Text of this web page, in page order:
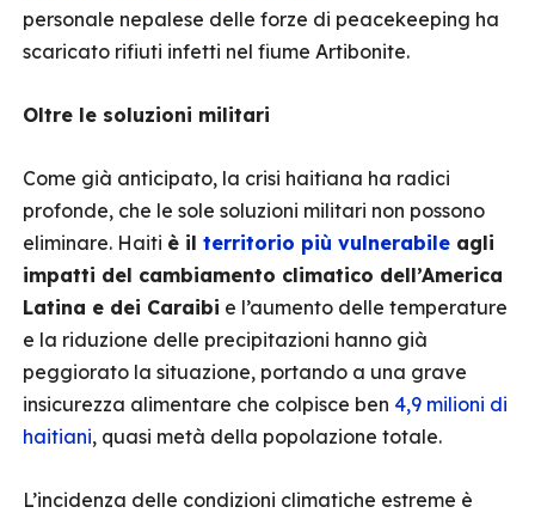
personale nepalese delle forze di peacekeeping ha
scaricato rifiuti infetti nel fiume Artibonite.
Oltre le soluzioni militari
Come già anticipato, la crisi haitiana ha radici
profonde, che le sole soluzioni militari non possono
eliminare. Haiti è il territorio più vulnerabile agli
impatti del cambiamento climatico dell’America
Latina e dei Caraibi e l’aumento delle temperature
e la riduzione delle precipitazioni hanno già
peggiorato la situazione, portando a una grave
insicurezza alimentare che colpisce ben 4,9 milioni di
haitiani, quasi metà della popolazione totale.
L’incidenza delle condizioni climatiche estreme è